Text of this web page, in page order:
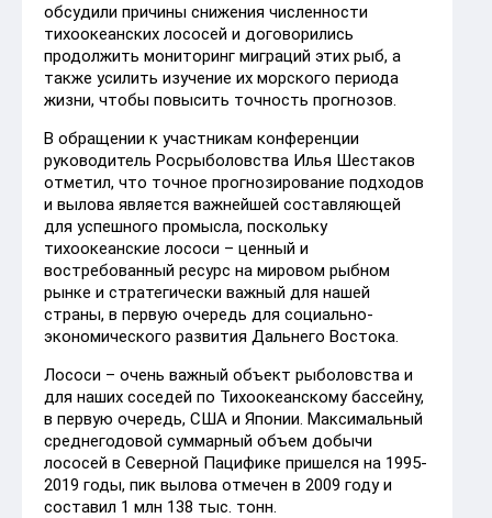
обсудили причины снижения численности
тихоокеанских лососей и договорились
продолжить мониторинг миграций этих рыб, а
также усилить изучение их морского периода
жизни, чтобы повысить точность прогнозов.
В обращении к участникам конференции
руководитель Росрыболовства Илья Шестаков
отметил, что точное прогнозирование подходов
и вылова является важнейшей составляющей
для успешного промысла, поскольку
тихоокеанские лососи – ценный и
востребованный ресурс на мировом рыбном
рынке и стратегически важный для нашей
страны, в первую очередь для социально-
экономического развития Дальнего Востока.
Лососи – очень важный объект рыболовства и
для наших соседей по Тихоокеанскому бассейну,
в первую очередь, США и Японии. Максимальный
среднегодовой суммарный объем добычи
лососей в Северной Пацифике пришелся на 1995-
2019 годы, пик вылова отмечен в 2009 году и
составил 1 млн 138 тыс. тонн.